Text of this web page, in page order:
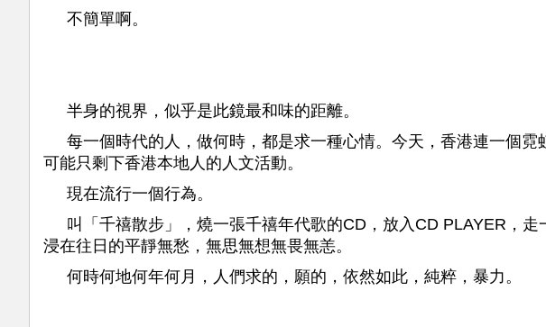
不簡單啊。
半身的視界，似乎是此鏡最和味的距離。
每一個時代的人，做何時，都是求一種心情。今天，香港連一個霓
可能只剩下香港本地人的人文活動。
現在流行一個行為。
叫「千禧散步」，燒一張千禧年代歌的CD，放入CD PLAYER，
浸在往日的平靜無愁，無思無想無畏無恙。
何時何地何年何月，人們求的，願的，依然如此，純粹，暴力。